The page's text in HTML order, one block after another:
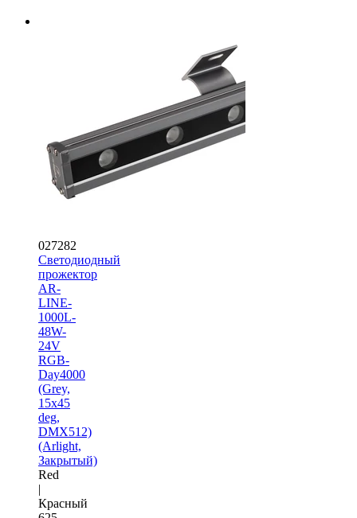
027282
Светодиодный
прожектор
AR-
LINE-
1000L-
48W-
24V
RGB-
Day4000
(Grey,
15x45
deg,
DMX512)
(Arlight,
Закрытый)
Red
|
Красный